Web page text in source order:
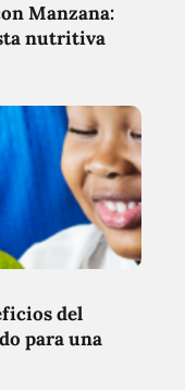
Manzana:
nutritiva
del
para una